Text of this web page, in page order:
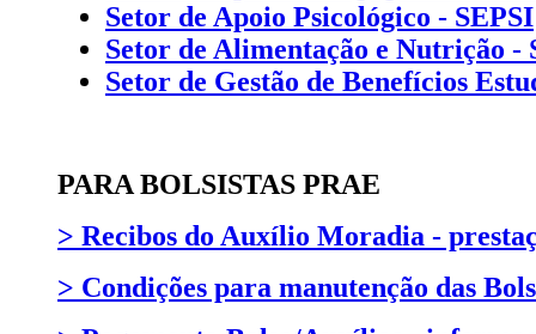
Setor de Apoio Psicológico - SEPSI
Setor de Alimentação e Nutrição -
Setor de Gestão de Benefícios
PARA BOLSISTAS PRAE
> Recibos do Auxílio Moradia -
> Condições para manutenção das